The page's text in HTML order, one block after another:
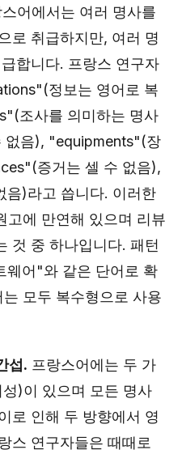
스어에서는 여러 명사를
로 취급하지만, 여러 명
합니다. 프랑스 연구자
정보는 영어로 복
조사를 의미하는 명사
없음), "equipments"(장
증거는 셀 수 없음),
)라고 씁니다. 이러한
고에 만연해 있으며 리뷰
것 중 하나입니다. 패턴
어"와 같은 단어로 확
모두 복수형으로 사용
섭. 프랑스어에는 두 가
)이 있으며 모든 명사
로 인해 두 방향에서 영
스 연구자들은 때때로